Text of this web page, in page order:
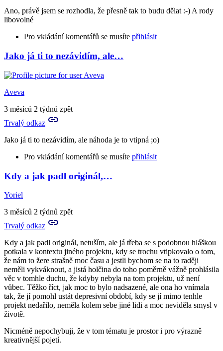
by
Aries
Ano, právě jsem se rozhodla, že přesně tak to budu dělat :-) A rody
libovolné
Pro vkládání komentářů se musíte přihlásit
In
reply
to
Já
bych
asi
všechno,
by
Jako já ti to nezávidím, ale…
Aveva
3 měsíců 2 týdnů zpět
Trvalý odkaz
Jako já ti to nezávidím, ale náhoda je to vtipná ;o)
Pro vkládání komentářů se musíte přihlásit
In
reply
to
Prosím
tě
a
mi
nějak…
by
Aries
Kdy a jak padl originál,…
Yoriel
3 měsíců 2 týdnů zpět
Trvalý odkaz
Kdy a jak padl originál, netuším, ale já třeba se s podobnou hláškou
potkala v kontextu jiného projektu, kdy se trochu vtipkovalo o tom,
že nám to žere strašně moc času a jestli bychom se na to raději
neměli vykváknout, a jistá holčina do toho poměrně vážně prohlásila
věc v tomhle duchu, že kdyby nebyla na tom projektu, už není
vůbec. Těžko říct, jak moc to bylo nadsazené, ale ona ho vnímala
tak, že jí pomohl ustát depresivní období, kdy se jí mimo tenhle
projekt nedařilo, neměla kolem sebe jiné lidi a moc neviděla smysl v
životě.
Nicméně nepochybuji, že v tom tématu je prostor i pro výrazně
kreativnější pojetí.